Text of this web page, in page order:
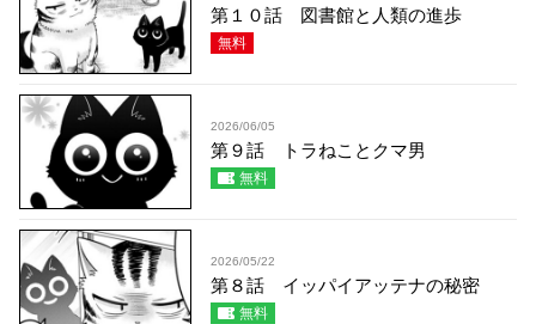
第１０話 図書館と人類の進歩
無料
2026/06/05
第９話 トラねことクマ男
無料
2026/05/22
第８話 イッパイアッテナの秘密
無料